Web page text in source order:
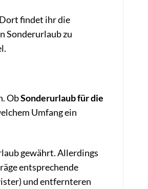
findet ihr die
Sonderurlaub zu
ObSonderurlaub für die
Umfang ein
gewährt. Allerdings
entsprechende
und entfernteren